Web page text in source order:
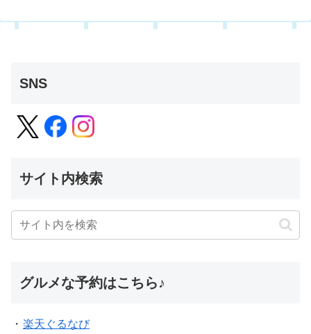
SNS
サイト内検索
グルメな予約はこちら♪
・ 楽天ぐるなび